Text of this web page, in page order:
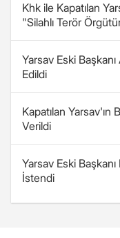
Khk ile Kapatılan
"Silahlı Terör
Yarsav Eski Başkanı
Edildi
Kapatılan Yarsav'ın
Verildi
Yarsav Eski
İstendi